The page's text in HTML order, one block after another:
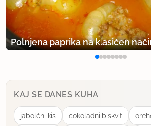
Polnjena paprika na klasičen
KAJ SE DANES KUHA
jabolćni kis cokoladni biskvit